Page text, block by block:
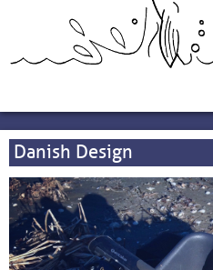
Danish Design